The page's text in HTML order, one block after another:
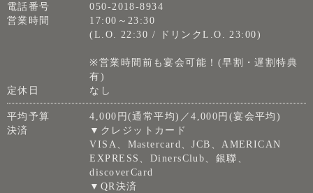
電話番号
050-2018-8934
営業時間
17:00～23:30
(L.O. 22:30 / ドリンクL.O. 23:00)
※営業時間前も宴会可能！(早割・遅割特典
有)
定休日
なし
平均予算
4,000円(通常平均)／4,000円(宴会平均)
決済
▼クレジットカード
VISA、Mastercard、JCB、AMERICAN
EXPRESS、DinersClub、銀聯、
discoverCard
▼QR決済